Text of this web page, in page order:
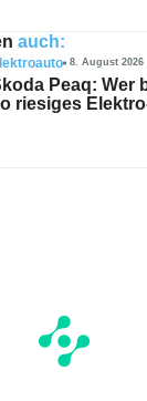
auch:
8. August 2026
Peaq: Wer
riesiges